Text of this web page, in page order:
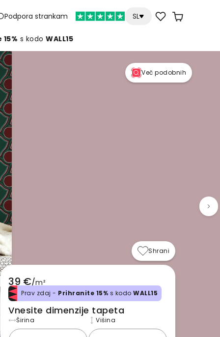
Podpora strankam SL
s kodoWALL15
Več podobnih
Shrani
39 €/m²
Prav zdaj - Prihranite 15% s kodo WALL15
Vnesite dimenzije tapeta
Širina Višina